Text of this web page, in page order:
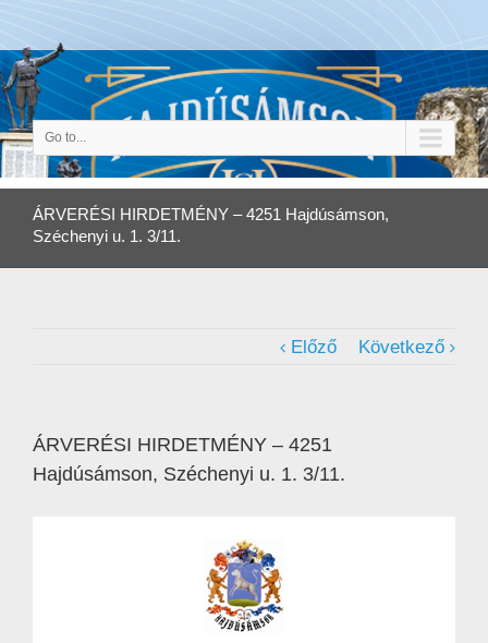
Go to...
ÁRVERÉSI HIRDETMÉNY – 4251 Hajdúsámson,
Széchenyi u. 1. 3/11.
Előző Következő
ÁRVERÉSI HIRDETMÉNY – 4251
Hajdúsámson, Széchenyi u. 1. 3/11.